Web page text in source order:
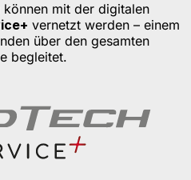
können mit der digitalen
vernetzt werden – einem
über den gesamten
begleitet.